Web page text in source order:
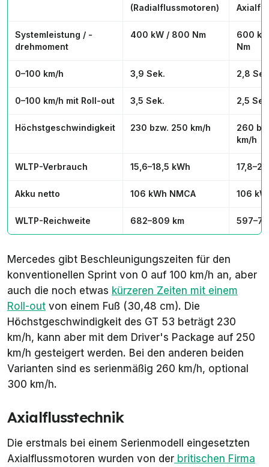
(Radialflussmotoren)
Systemleistung / -
drehmoment
400 kW / 800 Nm
600
Nm
0–100 km/h 3,9 Sek. 2,8
0–100 km/h mit Roll-out 3,5 Sek. 2,5
Höchstgeschwindigkeit 230 bzw. 250 km/h
260
km/h
WLTP-Verbrauch 15,6–18,5 kWh
Akku netto 106 kWh NMCA 106
WLTP-Reichweite 682–809 km
Mercedes gibt Beschleunigungszeiten für den
konventionellen Sprint von 0 auf 100 km/h an, aber
auch die noch etwas kürzeren Zeiten mit einem
Roll-out von einem Fuß (30,48 cm). Die
Höchstgeschwindigkeit des GT 53 beträgt 230
km/h, kann aber mit dem Driver's Package auf 250
km/h gesteigert werden. Bei den anderen beiden
Varianten sind es serienmäßig 260 km/h, optional
300 km/h.
Axialflusstechnik
Die erstmals bei einem Serienmodell eingesetzten
Axialflussmotoren wurden von der britischen Firma